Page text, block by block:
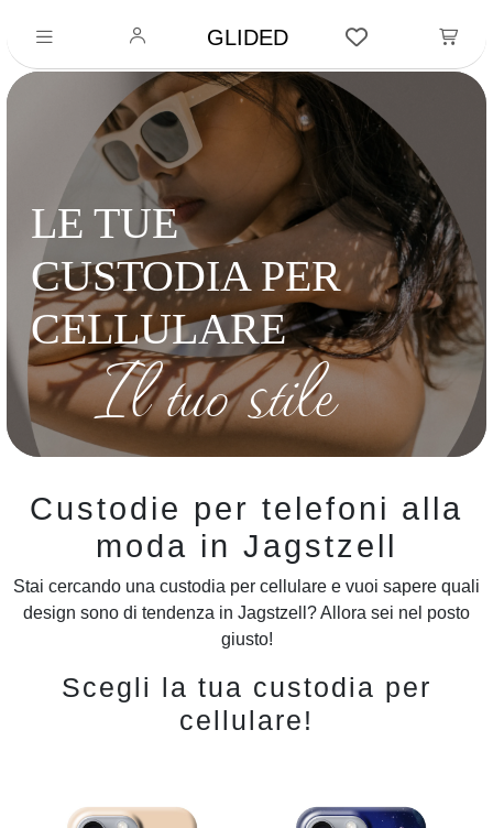
GLIDED
LE TUE
CUSTODIA PER
CELLULARE
Il tuo stile
Custodie per telefoni alla
moda in Jagstzell
Stai cercando una custodia per cellulare e vuoi sapere quali
design sono di tendenza in Jagstzell? Allora sei nel posto
giusto!
Scegli la tua custodia per
cellulare!